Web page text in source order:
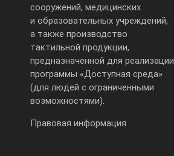
сооружений, медицинских
и образовательных учреждений,
а также производство
тактильной продукции,
предназначенной для реализации
программы «Доступная среда»
(для людей с ограниченными
возможностями).
Правовая информация